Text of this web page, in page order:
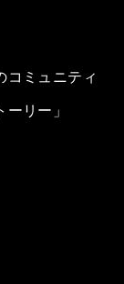
コミュニティ
ーリー」